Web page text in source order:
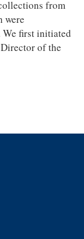
from
were
first initiated
of the